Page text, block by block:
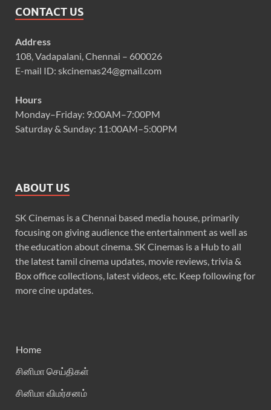
CONTACT US
Address
108, Vadapalani, Chennai – 600026
E-mail ID: skcinemas24@gmail.com
Hours
Monday–Friday: 9:00AM–7:00PM
Saturday & Sunday: 11:00AM–5:00PM
ABOUT US
SK Cinemas is a Chennai based media house, primarily
focusing on giving audience the entertainment as well as
the education about cinema. SK Cinemas is a Hub to all
the latest tamil cinema updates, movie reviews, trivia &
Box office collections, latest videos, etc. Keep following for
more cine updates.
Home
சினிமா செய்திகள்
சினிமா விமர்சனம்